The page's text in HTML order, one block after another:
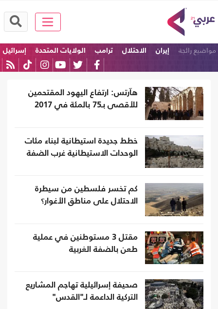
مواضيع رائجة إيران الاحتلال ترامب الولايات المتحدة
إسرائيل
هآرتس: ارتفاع اليهود المقتحمين
للأقصى بـ75 بالمئة في 2017
خطط جديدة استيطانية لبناء مئات
الوحدات الاستيطانية غرب الضفة
كم تخسر فلسطين من سيطرة
الاحتلال على مناطق الأغوار؟
مقتل 3 مستوطنين في عملية
طعن بالضفة الغربية
صحيفة إسرائيلية تهاجم المشاريع
التركية الداعمة لـ"القدس"